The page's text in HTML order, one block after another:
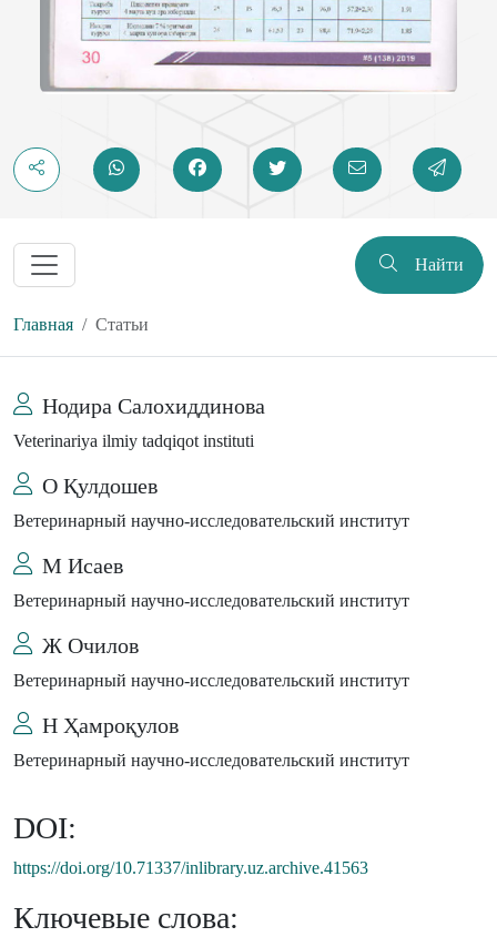
Найти
Главная Статьи
Нодира Салохиддинова
Veterinariya ilmiy tadqiqot instituti
О Қулдошев
Ветеринарный научно-исследовательский институт
М Исаев
Ветеринарный научно-исследовательский институт
Ж Очилов
Ветеринарный научно-исследовательский институт
Н Ҳамроқулов
Ветеринарный научно-исследовательский институт
DOI:
https://doi.org/10.71337/inlibrary.uz.archive.41563
Ключевые слова: